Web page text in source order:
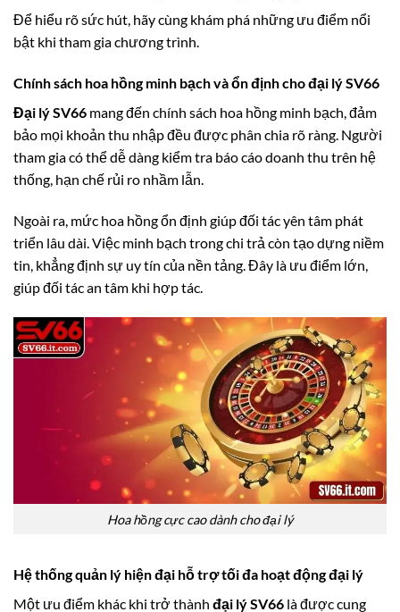
Để hiểu rõ sức hút, hãy cùng khám phá những ưu điểm nổi
bật khi tham gia chương trình.
Chính sách hoa hồng minh bạch và ổn định cho đại lý SV66
Đại lý SV66 mang đến chính sách hoa hồng minh bạch, đảm
bảo mọi khoản thu nhập đều được phân chia rõ ràng. Người
tham gia có thể dễ dàng kiểm tra báo cáo doanh thu trên hệ
thống, hạn chế rủi ro nhầm lẫn.
Ngoài ra, mức hoa hồng ổn định giúp đối tác yên tâm phát
triển lâu dài. Việc minh bạch trong chi trả còn tạo dựng niềm
tin, khẳng định sự uy tín của nền tảng. Đây là ưu điểm lớn,
giúp đối tác an tâm khi hợp tác.
Hoa hồng cực cao dành cho đại lý
Hệ thống quản lý hiện đại hỗ trợ tối đa hoạt động đại lý
Một ưu điểm khác khi trở thành đại lý SV66 là được cung